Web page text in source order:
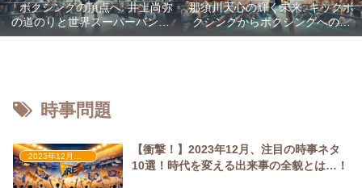
「ボクシングの頂点へ: 井上尚弥
の道のりと世界スーパーバンタ
ム級統一戦の全貌」
那須川天心の輝く未来: キックボ
クシングからボクシングへの成
功した転身
時事問題
【衝撃！】2023年12月、注目の時事ネタ
10選！時代を変える出来事の全貌とは…！